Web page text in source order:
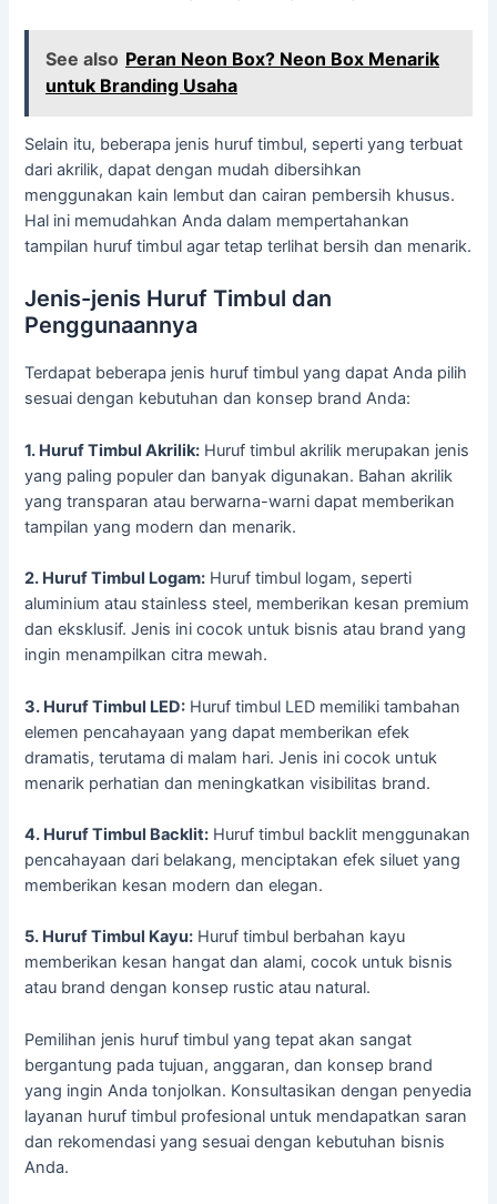
See also Peran Neon Box? Neon Box Menarik
untuk Branding Usaha
Selain itu, beberapa jenis huruf timbul, seperti yang terbuat
dari akrilik, dapat dengan mudah dibersihkan
menggunakan kain lembut dan cairan pembersih khusus.
Hal ini memudahkan Anda dalam mempertahankan
tampilan huruf timbul agar tetap terlihat bersih dan menarik.
Jenis-jenis Huruf Timbul dan
Penggunaannya
Terdapat beberapa jenis huruf timbul yang dapat Anda pilih
sesuai dengan kebutuhan dan konsep brand Anda:
1. Huruf Timbul Akrilik: Huruf timbul akrilik merupakan jenis
yang paling populer dan banyak digunakan. Bahan akrilik
yang transparan atau berwarna-warni dapat memberikan
tampilan yang modern dan menarik.
2. Huruf Timbul Logam: Huruf timbul logam, seperti
aluminium atau stainless steel, memberikan kesan premium
dan eksklusif. Jenis ini cocok untuk bisnis atau brand yang
ingin menampilkan citra mewah.
3. Huruf Timbul LED: Huruf timbul LED memiliki tambahan
elemen pencahayaan yang dapat memberikan efek
dramatis, terutama di malam hari. Jenis ini cocok untuk
menarik perhatian dan meningkatkan visibilitas brand.
4. Huruf Timbul Backlit: Huruf timbul backlit menggunakan
pencahayaan dari belakang, menciptakan efek siluet yang
memberikan kesan modern dan elegan.
5. Huruf Timbul Kayu: Huruf timbul berbahan kayu
memberikan kesan hangat dan alami, cocok untuk bisnis
atau brand dengan konsep rustic atau natural.
Pemilihan jenis huruf timbul yang tepat akan sangat
bergantung pada tujuan, anggaran, dan konsep brand
yang ingin Anda tonjolkan. Konsultasikan dengan penyedia
layanan huruf timbul profesional untuk mendapatkan saran
dan rekomendasi yang sesuai dengan kebutuhan bisnis
Anda.